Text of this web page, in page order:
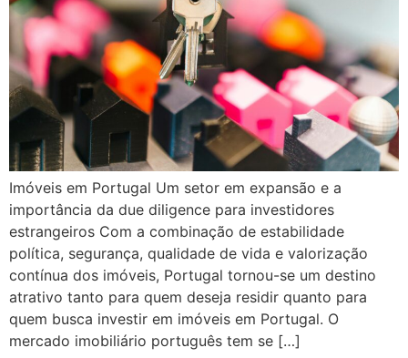
Imóveis em Portugal Um setor em expansão e a
importância da due diligence para investidores
estrangeiros Com a combinação de estabilidade
política, segurança, qualidade de vida e valorização
contínua dos imóveis, Portugal tornou-se um destino
atrativo tanto para quem deseja residir quanto para
quem busca investir em imóveis em Portugal. O
mercado imobiliário português tem se […]